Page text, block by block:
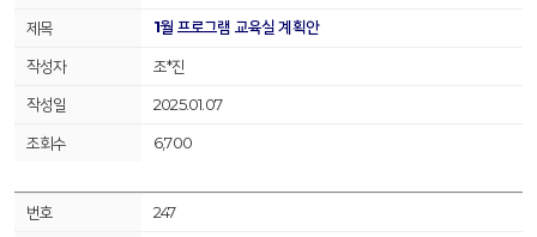
1월 프로그램 교육실 계획안
조*진
2025.01.07
6,700
247